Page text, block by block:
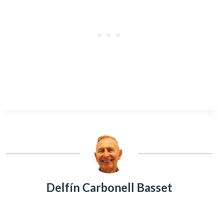
Delfín Carbonell Basset